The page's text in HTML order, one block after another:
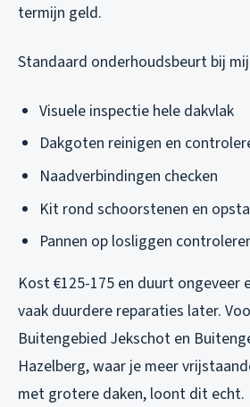
termijn geld.
Standaard onderhoudsbeurt bij
Visuele inspectie hele dakvlak
Dakgoten reinigen en
Naadverbindingen checken
Kit rond schoorstenen en
Pannen op losliggen
Kost €125-175 en duurt ongeveer
vaak duurdere reparaties later.
Buitengebied Jekschot en
Hazelberg, waar je meer
met grotere daken, loont dit echt.